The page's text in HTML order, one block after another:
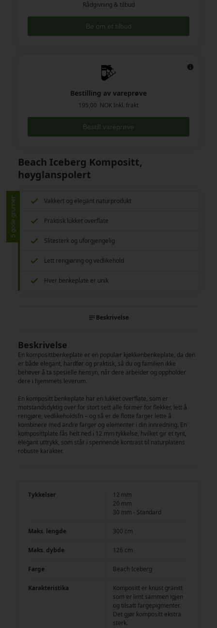
Beach Iceberg Kompositt,
høyglanspolert
5 gode grunner Vakkert og elegant naturprodukt
Praktisk lukket overflate
Slitesterk og uforgjengelig
Lett rengjøring og vedlikehold
Hver benkeplate er unik
Rådgivning & tilbud
Be om et tilbud
Bestilling av vareprøve
195,00 NOK Inkl. frakt
Bestill vareprøve
Beskrivelse
Beskrivelse
En komposittbenkeplate er en populær kjøkkenbenkeplate, da den
er både elegant, hardfør og praktisk, så du og familien ikke
behøver å ta spesielle hensyn, når dere arbeider og oppholder
dere i hjemmets leverum.
En kompositt benkeplate har en lukket overflate, som er
motstandsdyktig over for stort sett alle former for flekker, lett å
rengjøre, vedlikeholdsfri – og så er de flotte farger lette å
kombinere med andre farger og elementer i din innredning. En
komposittplate fås helt ned i 12 mm tykkelse, hvilket gir et tynt,
elegant uttrykk, som står i spennende kontrast til naturplatens
robuste karakter.
Tykkelser
12 mm
20 mm
30 mm - Standard
Maks. lengde 300 cm
Maks. dybde 126 cm
Farge Beach Iceberg
Karakteristika
Kompositt er knust granitt
som er limt sammen igjen
og tilsatt fargepigmenter.
Det gjør kompositt ekstra
sterk.